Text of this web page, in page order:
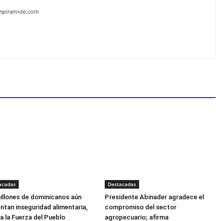
de dominicanos aún
inseguridad alimentaria,
la Fuerza del Pueblo
Destacadas
Presidente Abinader agradece el
compromiso del sector
agropecuario; afirma